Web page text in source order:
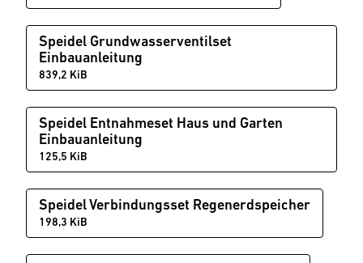
Speidel Grundwasserventilset
Einbauanleitung
839,2 KiB
Speidel Entnahmeset Haus und Garten
Einbauanleitung
125,5 KiB
Speidel Verbindungsset Regenerdspeicher
198,3 KiB